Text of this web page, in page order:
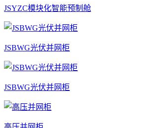
JSYZC模块化智能预制舱
JSBWG光伏并网柜
JSBWG光伏并网柜